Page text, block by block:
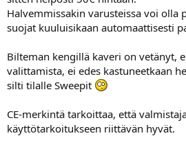
Halvemmissakin varusteissa voi olla
suojat kuuluisikaan automaattisesti
Bilteman kengillä kaveri on vetänyt,
valittamista, ei edes kastuneetkaan
silti tilalle Sweepit
CE-merkintä tarkoittaa, että
käyttötarkoitukseen riittävän hyvät.